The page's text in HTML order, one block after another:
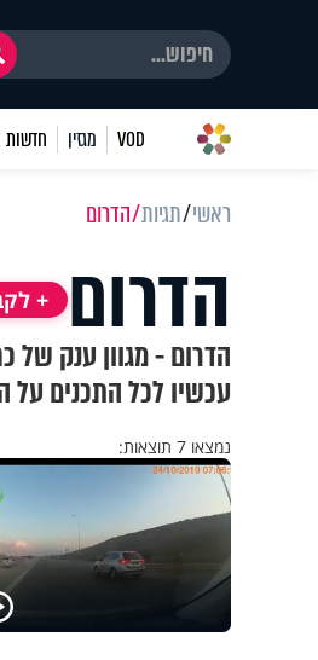
VOD מגזין חדשות
ראשי תגיות הדרום
הדרום +
הדרום - מגוון ענק של
עכשיו לכל התכנים על
נמצאו 7 תוצאות: